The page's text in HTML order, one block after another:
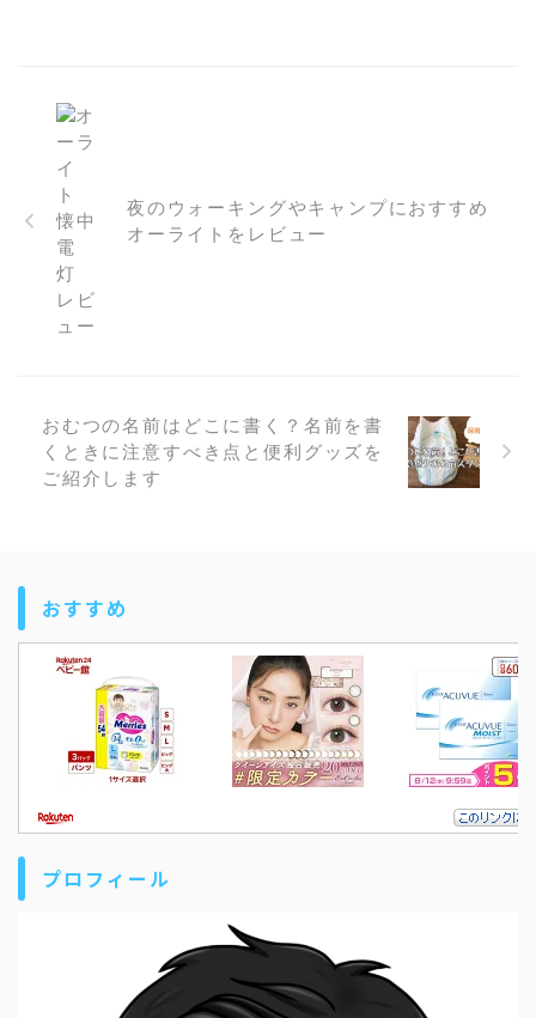
夜のウォーキングやキャンプにおすすめ
オーライトをレビュー
おむつの名前はどこに書く？名前を書
くときに注意すべき点と便利グッズを
ご紹介します
おすすめ
プロフィール